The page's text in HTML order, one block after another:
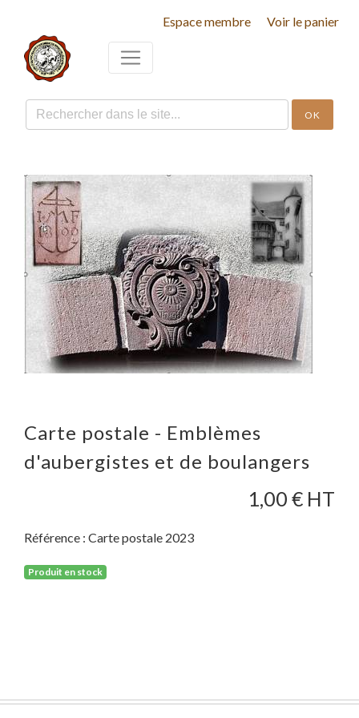
Espace membre Voir le panier
OK
Carte postale - Emblèmes
d'aubergistes et de boulangers
1,00 € HT
Référence : Carte postale 2023
Produit en stock